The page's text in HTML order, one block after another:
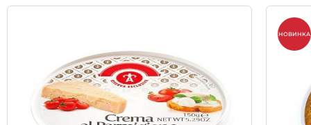
НОВИНКА